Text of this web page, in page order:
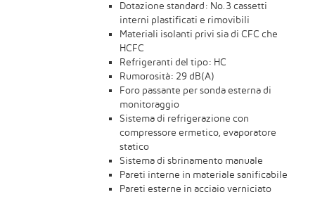
Dotazione standard: No.3 cassetti
interni plastificati e rimovibili
Materiali isolanti privi sia di CFC che
HCFC
Refrigeranti del tipo: HC
Rumorosità: 29 dB(A)
Foro passante per sonda esterna di
monitoraggio
Sistema di refrigerazione con
compressore ermetico, evaporatore
statico
Sistema di sbrinamento manuale
Pareti interne in materiale sanificabile
Pareti esterne in acciaio verniciato